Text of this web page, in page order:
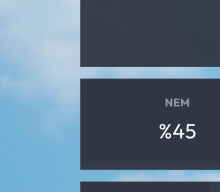
NEM
%45
Laçin Haberleri